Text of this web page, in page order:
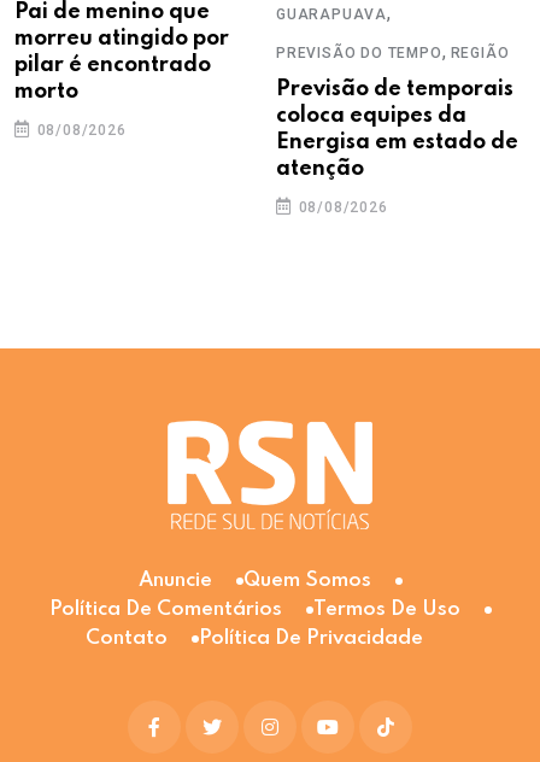
Pai de menino que
morreu atingido por
pilar é encontrado
morto
08/08/2026
GUARAPUAVA,
PREVISÃO DO TEMPO, REGIÃO
Previsão de temporais
coloca equipes da
Energisa em estado de
atenção
08/08/2026
Anuncie
Quem Somos
Política De Comentários
Termos De Uso
Contato
Política De Privacidade